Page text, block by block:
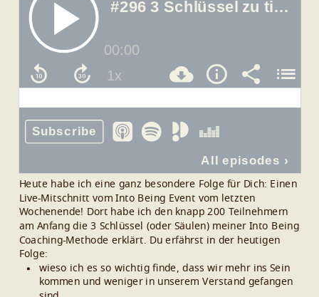
Heute habe ich eine ganz besondere Folge für Dich: Einen
Live-Mitschnitt vom Into Being Event vom letzten
Wochenende! Dort habe ich den knapp 200 Teilnehmern
am Anfang die 3 Schlüssel (oder Säulen) meiner Into Being
Coaching-Methode erklärt. Du erfährst in der heutigen
Folge:
wieso ich es so wichtig finde, dass wir mehr ins Sein
kommen und weniger in unserem Verstand gefangen